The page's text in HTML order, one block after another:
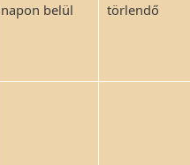
napon belül
törlendő